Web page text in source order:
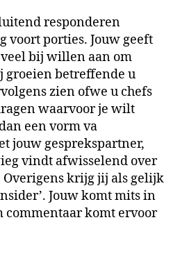
responderen
porties. Jouw geeft
bij willen aan om
groeien betreffende u
zien ofwe u chefs
waarvoor je wilt
een vorm va
jouw gesprekspartner,
vindt afwisselend over
Overigens krijg jij als gelijk
Jouw komt mits in
commentaar komt ervoor